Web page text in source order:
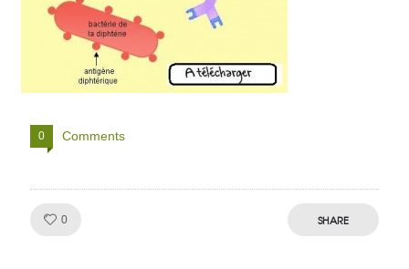
0 Comments
0 SHARE